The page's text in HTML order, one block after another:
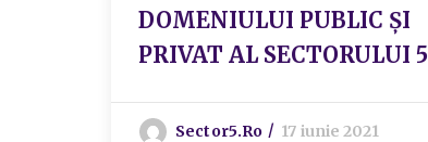
DOMENIULUI PUBLIC ȘI
PRIVAT AL SECTORULUI 5
Sector5.ro 17 iunie 2021